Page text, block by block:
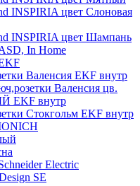
INSPIRIA цвет Слоновая
INSPIRIA цвет Шампань
In Home
Валенсия EKF внутр
Валенсия цв.
EKF внутр
Стокгольм EKF внутр
Electric
SE